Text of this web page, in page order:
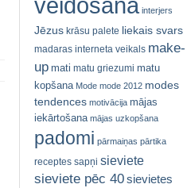
interjers
Jēzus krāsu palete liekais svars
madaras interneta veikals make-
up mati matu griezumi matu
kopšana Mode mode 2012 modes
tendences motivācija mājas
iekārtošana mājas uzkopšana
padomi pārmaiņas pārtika
receptes sapņi sieviete
sieviete pēc 40sievietes